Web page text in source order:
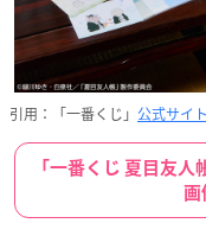
引用：「一番くじ」 公式サイト
「一番くじ 夏目友
画